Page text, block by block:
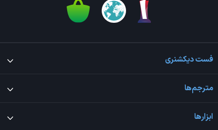
فست دیکشنری
مترجم‌ها
ابزارها